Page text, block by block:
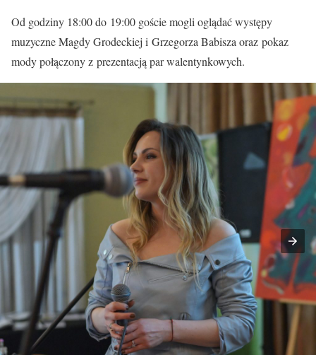
Od godziny 18:00 do 19:00 goście mogli oglądać występy
muzyczne Magdy Grodeckiej i Grzegorza Babisza oraz pokaz
mody połączony z prezentacją par walentynkowych.